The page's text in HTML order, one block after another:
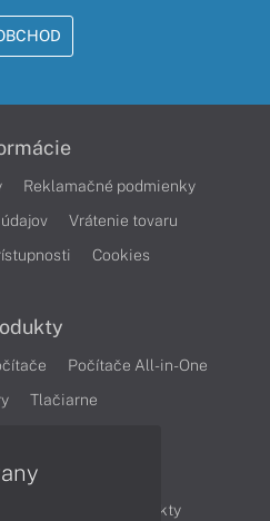
Reklamačné podmienky
Vrátenie tovaru
Cookies
Počítače All-in-One
Tlačiarne
Produkty